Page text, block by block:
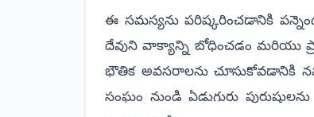
ఈ సమస్యను పరిష్కరించడానికి
దేవుని వాక్యాన్ని బోధించడం మరియు
భౌతిక అవసరాలను చూసుకోవడానికి
సంఘం నుండి ఏడుగురు